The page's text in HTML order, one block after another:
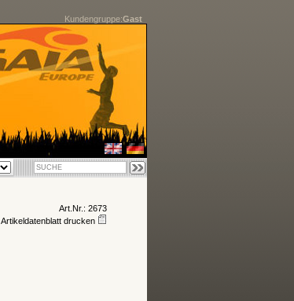
Kundengruppe:Gast
Art.Nr.: 2673
Artikeldatenblatt drucken